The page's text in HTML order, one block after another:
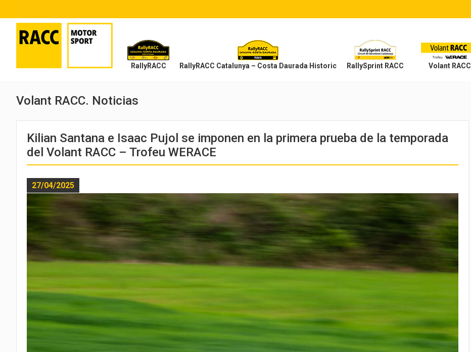
RallyRACC RallyRACC Catalunya – Costa Daurada Historic RallySprint RACC Volant RACC
Volant RACC. Noticias
Kilian Santana e Isaac Pujol se imponen en la primera prueba de la temporada
del Volant RACC – Trofeu WERACE
27/04/2025